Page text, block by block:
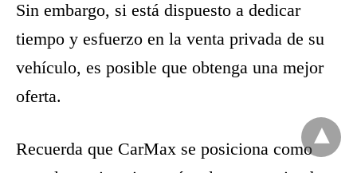
Sin embargo, si está dispuesto a dedicar
tiempo y esfuerzo en la venta privada de su
vehículo, es posible que obtenga una mejor
oferta.
Recuerda que CarMax se posiciona como